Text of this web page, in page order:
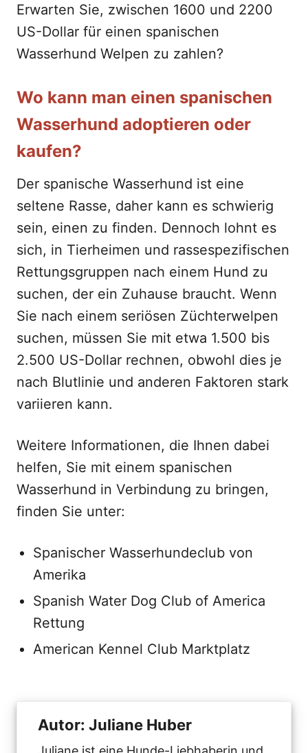
Erwarten Sie, zwischen 1600 und 2200
US-Dollar für einen spanischen
Wasserhund Welpen zu zahlen?
Wo kann man einen spanischen
Wasserhund adoptieren oder
kaufen?
Der spanische Wasserhund ist eine
seltene Rasse, daher kann es schwierig
sein, einen zu finden. Dennoch lohnt es
sich, in Tierheimen und rassespezifischen
Rettungsgruppen nach einem Hund zu
suchen, der ein Zuhause braucht. Wenn
Sie nach einem seriösen Züchterwelpen
suchen, müssen Sie mit etwa 1.500 bis
2.500 US-Dollar rechnen, obwohl dies je
nach Blutlinie und anderen Faktoren stark
variieren kann.
Weitere Informationen, die Ihnen dabei
helfen, Sie mit einem spanischen
Wasserhund in Verbindung zu bringen,
finden Sie unter:
Spanischer Wasserhundeclub von
Amerika
Spanish Water Dog Club of America
Rettung
American Kennel Club Marktplatz
Autor: Juliane Huber